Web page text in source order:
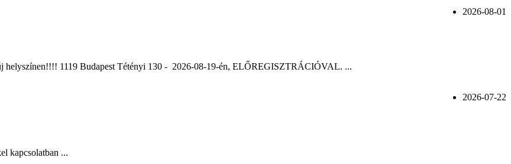
2026-08-01
helyszínen!!!! 1119 Budapest Tétényi 130 - 2026-08-19-én, ELŐREGISZTRÁCIÓVAL. ...
2026-07-22
kapcsolatban ...